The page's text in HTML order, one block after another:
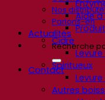
Nos
Parlons-en
Actualités
Recherche
Contact
Aide
Cidre
Spiritueux
Autres